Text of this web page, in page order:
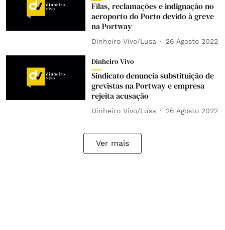
Filas, reclamações e indignação no
aeroporto do Porto devido à greve
na Portway
Dinheiro Vivo/Lusa 26 Agosto 2022
Dinheiro Vivo
Sindicato denuncia substituição de
grevistas na Portway e empresa
rejeita acusação
Dinheiro Vivo/Lusa 26 Agosto 2022
Ver mais